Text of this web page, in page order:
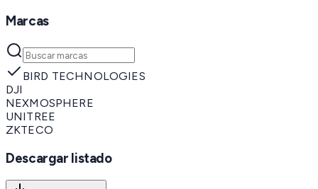
Marcas
BIRD TECHNOLOGIES
DJI
NEXMOSPHERE
UNITREE
ZKTECO
Descargar listado